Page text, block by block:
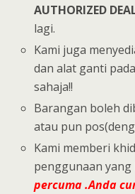
AUTHORIZED
lagi.
Kami juga
dan alat ganti
sahaja!!
Barangan boleh
atau pun
Kami memberi
penggunaan yang
percuma.Anda